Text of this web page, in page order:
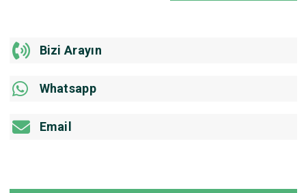
Bizi Arayın
Whatsapp
Email